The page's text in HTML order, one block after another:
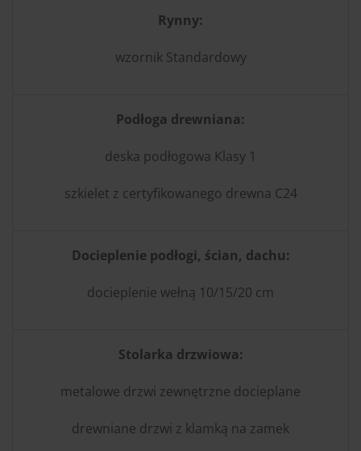
Rynny:
wzornik Standardowy
Podłoga drewniana:
deska podłogowa Klasy 1
szkielet z certyfikowanego drewna C24
Docieplenie podłogi, ścian, dachu:
docieplenie wełną 10/15/20 cm
Stolarka drzwiowa:
metalowe drzwi zewnętrzne docieplane
drewniane drzwi z klamką na zamek